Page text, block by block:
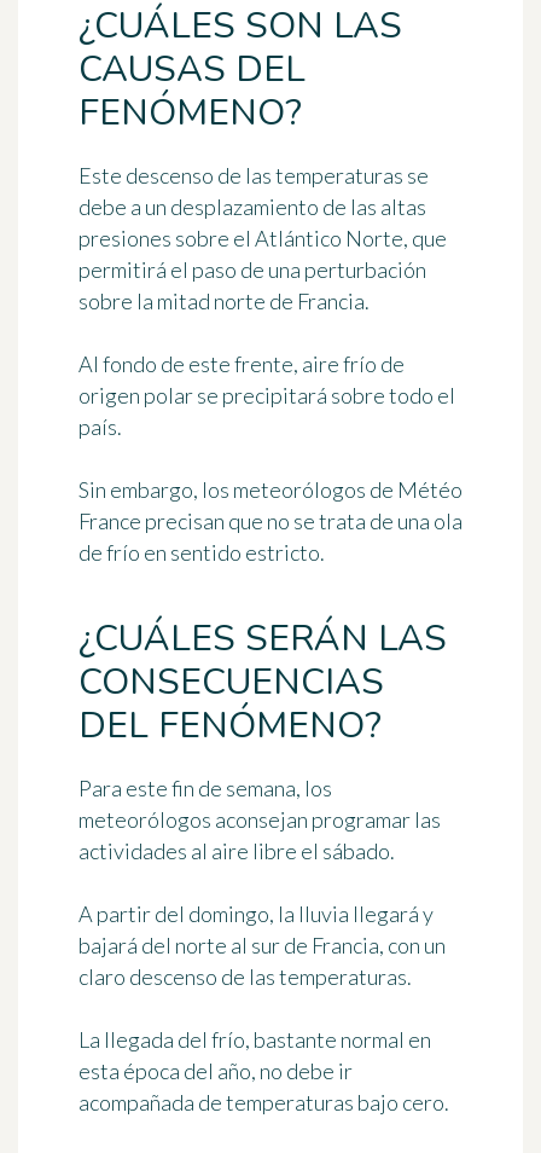
¿CUÁLES SON LAS
CAUSAS DEL
FENÓMENO?
Este descenso de las temperaturas se
debe a un desplazamiento de las altas
presiones sobre el Atlántico Norte, que
permitirá el paso de una perturbación
sobre la mitad norte de Francia.
Al fondo de este frente, aire frío de
origen polarse precipitará sobre todo el
país.
Sin embargo, los meteorólogos de Météo
France precisan que no se trata de una ola
de frío en sentido estricto.
¿CUÁLES SERÁN LAS
CONSECUENCIAS
DEL FENÓMENO?
Para este fin de semana, los
meteorólogos aconsejan programar las
actividades al aire libre el sábado.
A partir del domingo, la lluvia llegará y
bajará del norte al sur de Francia, con un
claro descenso de las temperaturas.
La llegada del frío, bastante normal en
esta época del año, no debe ir
acompañada de temperaturas bajo cero.